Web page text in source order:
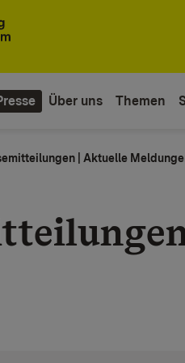
Über uns Themen
| Aktuelle